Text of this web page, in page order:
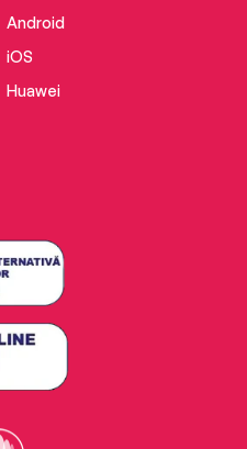
Android
iOS
Huawei